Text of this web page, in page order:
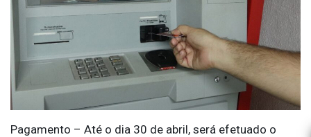
Pagamento – Até o dia 30 de abril, será efetuado o